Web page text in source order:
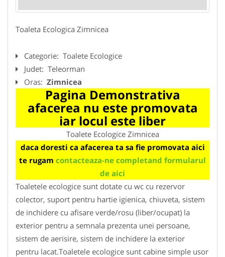
Toaleta Ecologica Zimnicea
Categorie: Toalete Ecologice
Judet: Teleorman
Oras: Zimnicea
Pagina Demonstrativa
afacerea nu este promovata
iar locul este liber
Toalete Ecologice Zimnicea
daca doresti ca afacerea ta sa fie promovata aici
te rugam contacteaza-ne completand formularul
de aici
Toaletele ecologice sunt dotate cu wc cu rezervor
colector, suport pentru hartie igienica, chiuveta, sistem
de inchidere cu afisare verde/rosu (liber/ocupat) la
exterior pentru a semnala prezenta unei persoane,
sistem de aerisire, sistem de inchidere la exterior
pentru lacat.Toaletele ecologice sunt cabine simple usor